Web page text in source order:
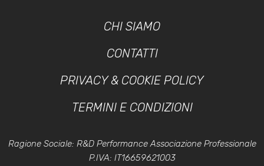
CHI SIAMO
CONTATTI
PRIVACY & COOKIE POLICY
TERMINI E CONDIZIONI
Ragione Sociale: R&D Performance Associazione Professionale
P.IVA: IT16659621003